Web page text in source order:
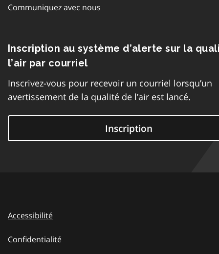
Communiquez avec nous
Inscription au système d’alerte sur la
l’air par courriel
Inscrivez-vous pour recevoir un courriel lorsqu’un
avertissement de la qualité de l’air est lancé.
Inscription
Accessibilité
Confidentialité